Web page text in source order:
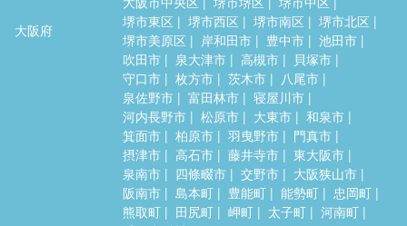
大阪府
堺市東区
堺市西区 堺市南区
堺市北区
堺市美原区
岸和田市 豊中市
池田市
吹田市
泉大津市 高槻市
貝塚市
守口市
枚方市 茨木市
八尾市
泉佐野市
富田林市
寝屋川市
河内長野市
松原市 大東市
和泉市
箕面市
柏原市 羽曳野市
門真市
摂津市
高石市 藤井寺市
東大阪市
泉南市
四條畷市 交野市
大阪狭山市
阪南市
島本町 豊能町 能勢町
忠岡町
熊取町
田尻町 岬町 太子町
河南町